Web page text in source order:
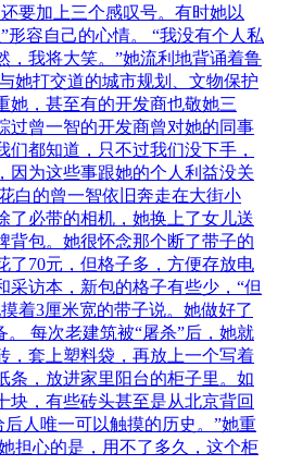
要加上三个感叹号。有时她以
形容自己的心情。 “我没有个人私
，我将大笑。”她流利地背诵着鲁
她打交道的城市规划、文物保护
她，甚至有的开发商也敬她三
过曾一智的开发商曾对她的同事
们都知道，只不过我们没下手，
因为这些事跟她的个人利益没关
白的曾一智依旧奔走在大街小
了必带的相机，她换上了女儿送
背包。她很怀念那个断了带子的
了70元，但格子多，方便存放电
采访本，新包的格子有些少，“但
着3厘米宽的带子说。她做好了
。 每次老建筑被“屠杀”后，她就
，套上塑料袋，再放上一个写着
条，放进家里阳台的柜子里。如
块，有些砖头甚至是从北京背回
后人唯一可以触摸的历史。”她重
担心的是，用不了多久，这个柜